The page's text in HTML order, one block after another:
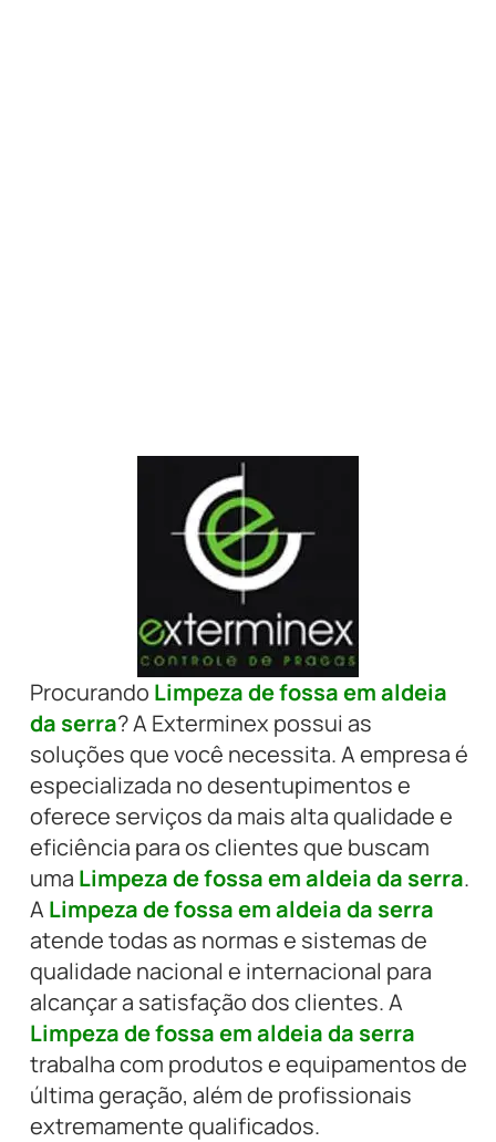
Procurando Limpeza de fossa em aldeia
da serra? A Exterminex possui as
soluções que você necessita. A empresa é
especializada no desentupimentos e
oferece serviços da mais alta qualidade e
eficiência para os clientes que buscam
uma Limpeza de fossa em aldeia da serra.
A Limpeza de fossa em aldeia da serra
atende todas as normas e sistemas de
qualidade nacional e internacional para
alcançar a satisfação dos clientes. A
Limpeza de fossa em aldeia da serra
trabalha com produtos e equipamentos de
última geração, além de profissionais
extremamente qualificados.